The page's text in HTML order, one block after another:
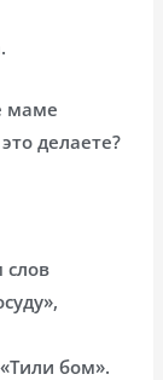
маме
делаете?
бом».